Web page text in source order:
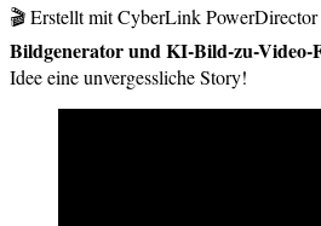
🎬 Erstellt mit CyberLink
Bildgenerator und KI-Bild-zu-Video-
Idee eine unvergessliche Story!